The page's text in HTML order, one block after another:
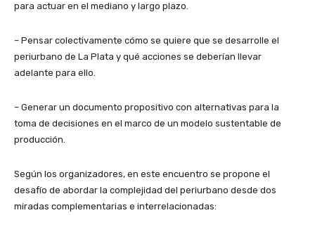
para actuar en el mediano y largo plazo.
– Pensar colectivamente cómo se quiere que se desarrolle el
periurbano de La Plata y qué acciones se deberían llevar
adelante para ello.
– Generar un documento propositivo con alternativas para la
toma de decisiones en el marco de un modelo sustentable de
producción.
Según los organizadores, en este encuentro se propone el
desafío de abordar la complejidad del periurbano desde dos
miradas complementarias e interrelacionadas: